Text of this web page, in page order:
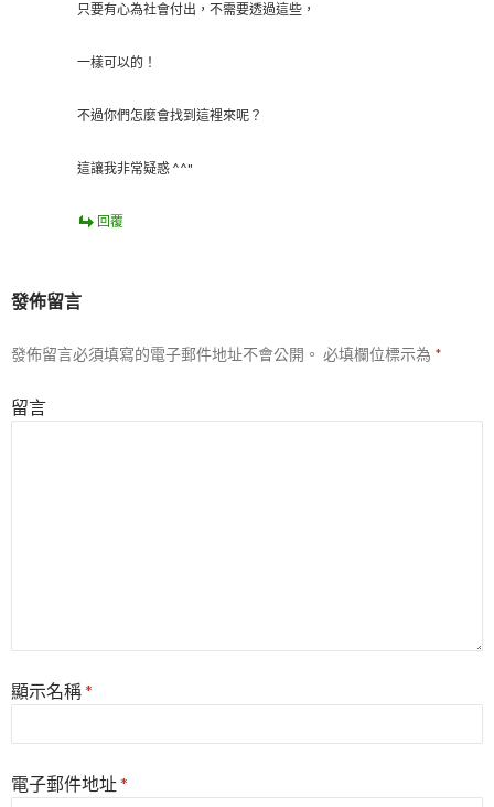
只要有心為社會付出，不需要透過這些，
一樣可以的！
不過你們怎麼會找到這裡來呢？
這讓我非常疑惑 ^^"
回覆
發佈留言
發佈留言必須填寫的電子郵件地址不會公開。 必填欄位標示為 *
留言
顯示名稱*
電子郵件地址*